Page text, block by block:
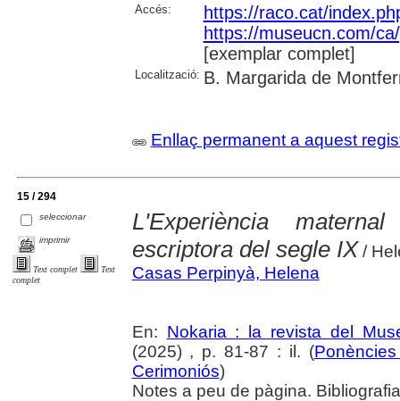
Accés:
https://raco.cat/
https://museucn.com/
[exemplar complet]
Localització: B. Margarida de
Enllaç permanent a aquest
15 / 294
seleccionar
imprimir
Text complet
Text
complet
L'Experiència
escriptora del segle IX /
Casas Perpinyà, Helena
En: Nokaria : la revista del
(2025) , p. 81-87 : il. (
Cerimoniós)
Notes a peu de pàgina.